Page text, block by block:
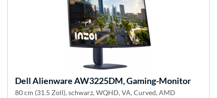
DellAlienware AW3225DM, Gaming-Monitor
80 cm (31.5 Zoll), schwarz, WQHD, VA, Curved, AMD